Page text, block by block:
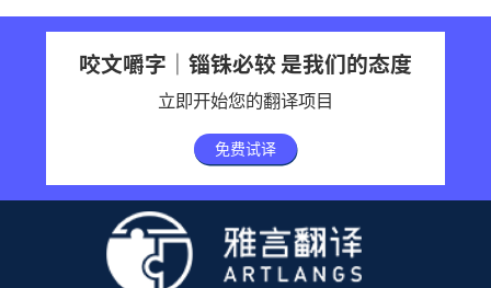
咬文嚼字｜锱铢必较 是我们的态度
立即开始您的翻译项目
免费试译